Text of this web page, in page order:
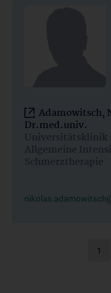
Adamowitsch,
Dr.med.univ.
Universitätsklinik
Allgemeine
Schmerztherapie
1